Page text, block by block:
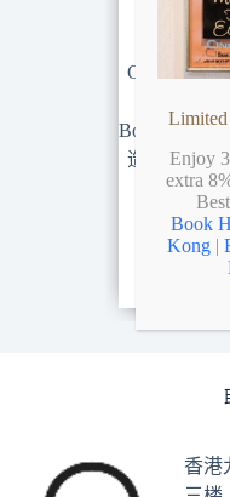
Cafe Bonita
Bonita 轻怡
造无负担的
浏
香港
Enjoy
extra
Book
Kong|